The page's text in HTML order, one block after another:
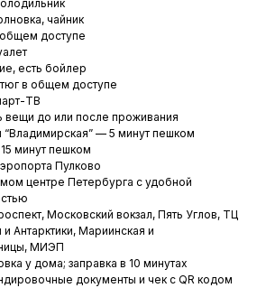
чайник
доступе
есть бойлер
в общем доступе
ТВ
вещи до или после проживания
“Владимирская” — 5 минут пешком
минут пешком
Пулково
центре Петербурга с удобной
Московский вокзал, Пять Углов, ТЦ
Антарктики, Мариинская и
МИЭП
у дома; заправка в 10 минутах
документы и чек с QR кодом